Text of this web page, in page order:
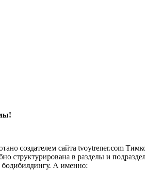
создателем сайта tvoytrener.com
структурирована в разделы и
А именно: